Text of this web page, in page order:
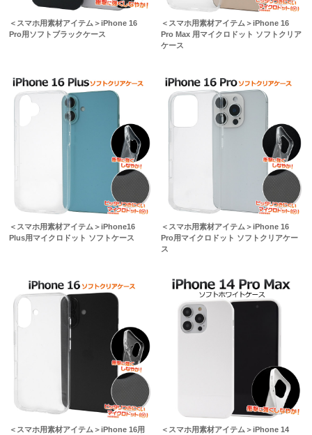
＜スマホ用素材アイテム＞iPhone 16
Pro用ソフトブラックケース
＜スマホ用素材アイテム＞iPhone 16
Pro Max 用マイクロドット ソフトクリア
ケース
＜スマホ用素材アイテム＞iPhone16
Plus用マイクロドット ソフトケース
＜スマホ用素材アイテム＞iPhone 16
Pro用マイクロドット ソフトクリアケー
ス
＜スマホ用素材アイテム＞iPhone 16用
＜スマホ用素材アイテム＞iPhone 14